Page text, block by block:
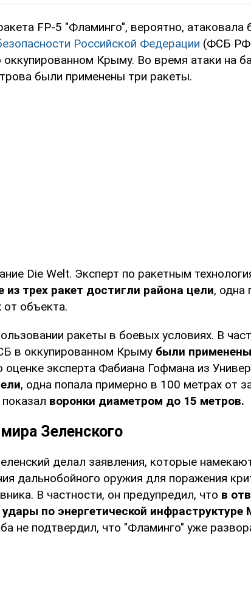
FP-5 "Фламинго", вероятно, атаковала
Российской Федерации (ФСБ
оккупированном Крыму. Во время атаки на
были применены три ракеты.
Die Welt. Эксперт по ракетным
из трех ракет достигли района цели, одна
объекта.
ракеты в боевых условиях. В
в оккупированном Крыму были
оценке эксперта Фабиана Гофмана из
, одна попала примерно в 100 метрах от
воронки диаметром до 15 метров.
Зеленского
делал заявления, которые
дальнобойного оружия для поражения
В частности, он предупредил, что в
по энергетической инфраструктуре
не подтвердил, что "Фламинго" уже